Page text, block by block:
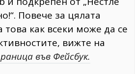
Повече за цялата
как всеки може да се
вижте на
във Фейсбук.